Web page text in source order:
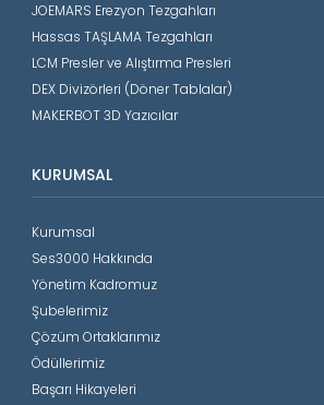
JOEMARS Erezyon Tezgahları
Hassas TAŞLAMA Tezgahları
LCM Presler ve Alıştırma Presleri
DEX Divizörleri (Döner Tablalar)
MAKERBOT 3D Yazıcılar
KURUMSAL
Kurumsal
Ses3000 Hakkında
Yönetim Kadromuz
Şubelerimiz
Çözüm Ortaklarımız
Ödüllerimiz
Başarı Hikayeleri